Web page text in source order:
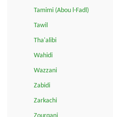
Tamimi (Abou l-Fadl)
Tawil
Tha'alibi
Wahidi
Wazzani
Zabidi
Zarkachi